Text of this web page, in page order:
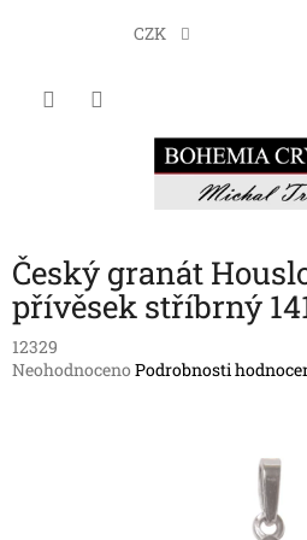
CZK
Český granát
přívěsek stříbrný
12329
Průměrné
Neohodnoceno Podrobnosti